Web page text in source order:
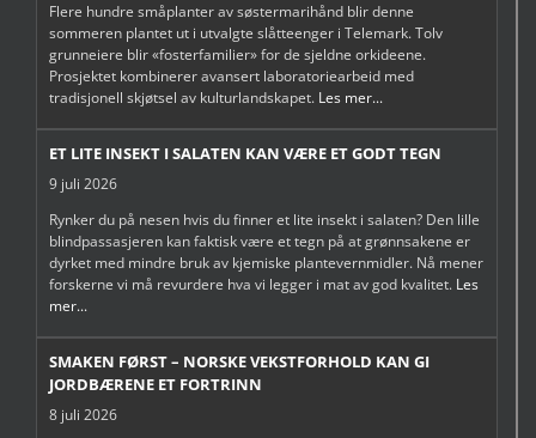
Flere hundre småplanter av søstermarihånd blir denne
sommeren plantet ut i utvalgte slåtteenger i Telemark. Tolv
grunneiere blir «fosterfamilier» for de sjeldne orkideene.
Prosjektet kombinerer avansert laboratoriearbeid med
tradisjonell skjøtsel av kulturlandskapet. Les mer...
ET LITE INSEKT I SALATEN KAN VÆRE ET GODT TEGN
9 juli 2026
Rynker du på nesen hvis du finner et lite insekt i salaten? Den lille
blindpassasjeren kan faktisk være et tegn på at grønnsakene er
dyrket med mindre bruk av kjemiske plantevernmidler. Nå mener
forskerne vi må revurdere hva vi legger i mat av god kvalitet. Les
mer...
SMAKEN FØRST – NORSKE VEKSTFORHOLD KAN GI
JORDBÆRENE ET FORTRINN
8 juli 2026